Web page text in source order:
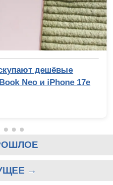
дешёвые
Neo и iPhone 17e
→